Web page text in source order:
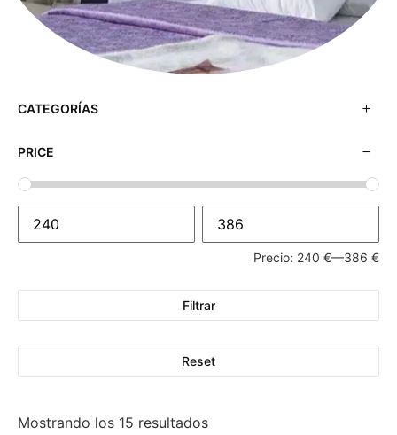
CATEGORÍAS
PRICE
Precio: 240 €—386 €
Filtrar
Reset
Mostrando los 15 resultados